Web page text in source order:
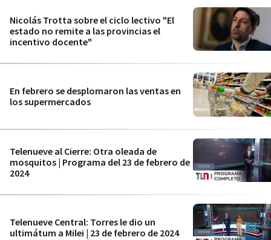
Nicolás Trotta sobre el ciclo lectivo "El
estado no remite a las provincias el
incentivo docente"
En febrero se desplomaron las ventas en
los supermercados
Telenueve al Cierre: Otra oleada de
mosquitos | Programa del 23 de febrero de
2024
Telenueve Central: Torres le dio un
ultimátum a Milei | 23 de febrero de 2024